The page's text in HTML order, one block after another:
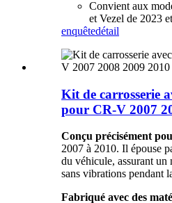
Convient aux
et Vezel de 2023
enquêtedétail
Kit de carrosserie
pour CR-V 2007
Conçu précisément
2007 à 2010. Il épouse
du véhicule, assurant un
sans vibrations pendant
Fabriqué avec des